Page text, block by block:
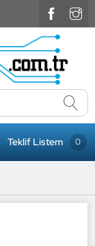
Teklif Listem 0